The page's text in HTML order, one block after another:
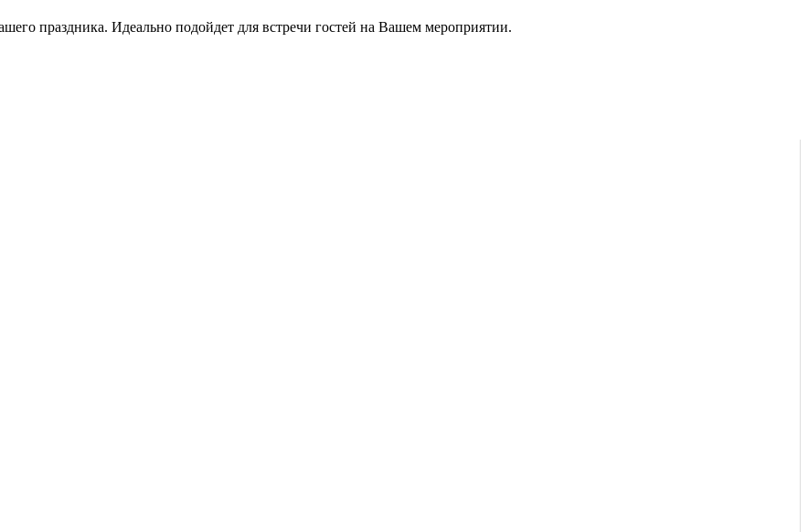
праздника. Идеально подойдет для встречи гостей на Вашем мероприятии.